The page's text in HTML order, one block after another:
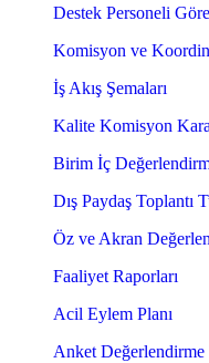
Destek Personeli
Komisyon ve
İş Akış Şemaları
Kalite Komisyon
Birim İç
Dış Paydaş Toplantı
Öz ve Akran
Faaliyet Raporları
Acil Eylem Planı
Anket Değerlendirme